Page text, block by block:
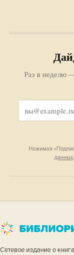
Раз в неделю
Нажимая
данных
Сетевое издание о